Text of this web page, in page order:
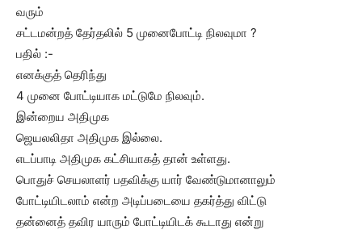
வரும்
சட்டமன்றத் தேர்தலில் 5 முனைபோட்டி நிலவுமா ?
பதில் :-
எனக்குத் தெரிந்து
4 முனை போட்டியாக மட்டுமே நிலவும்.
இன்றைய அதிமுக
ஜெயலலிதா அதிமுக இல்லை.
எடப்பாடி அதிமுக கட்சியாகத் தான் உள்ளது.
பொதுச் செயலாளர் பதவிக்கு யார் வேண்டுமானாலும்
போட்டியிடலாம் என்ற அடிப்படையை தகர்த்து விட்டு
தன்னைத் தவிர யாரும் போட்டியிடக் கூடாது என்று